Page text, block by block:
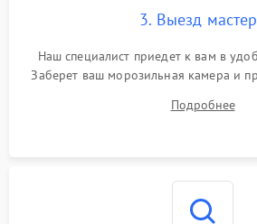
3. Выезд
Наш специалист приедет к вам в
Заберет ваш морозильная камера и
Подробнее